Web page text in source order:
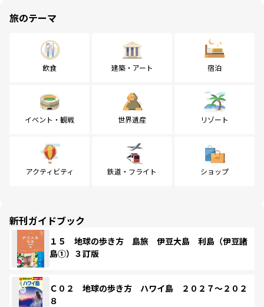
旅のテーマ
飲食 建築・アート 宿泊
イベント・観戦 世界遺産 リゾート
アクティビティ 鉄道・フライト ショップ
新刊ガイドブック
１５ 地球の歩き方 島旅 伊豆大島 利島（伊豆諸
島①）３訂版
Ｃ０２ 地球の歩き方 ハワイ島 ２０２７～２０２
８